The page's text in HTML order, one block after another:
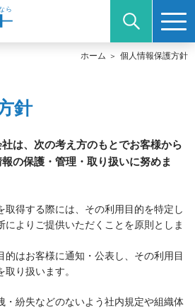
ら
ホーム 個人情報保護方針
針
は、次の考え方のもとでお客様から
の保護・管理・取り扱いに努めま
取得する際には、その利用目的を特定し
によりご提供いただくことを原則としま
的はお客様に通知・公表し、その利用目
り扱います。
・紛失などのないよう社内規定や組織体